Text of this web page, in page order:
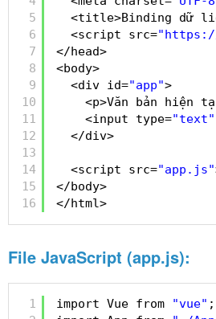
5
6
7
8
9
10
11
12
13
14
15
16
<title>Binding dữ
<script src="
</head>
<body>
<div id="app">
<p>Văn bản hiện
<input type="text"
</div>
<script src="app.js"
</body>
</html>
File JavaScript (app.js):
1
import Vue from "vue" ;